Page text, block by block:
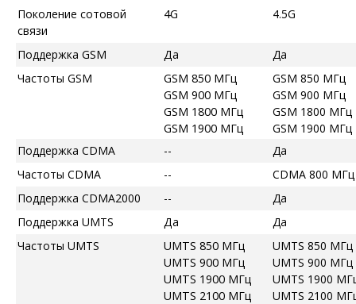
Поколение сотовой
связи
4G 4.5G
Поддержка GSM Да
Да
Частоты GSM
GSM 850 МГц
GSM 900 МГц
GSM 1800 МГц
GSM 1900 МГц
GSM 850 МГц
GSM 900 МГц
GSM 1800 МГц
GSM 1900 МГц
Поддержка CDMA
--
Да
Частоты CDMA
--
CDMA 800 МГц
Поддержка CDMA2000
--
Да
Поддержка UMTS
Да
Да
Частоты UMTS
UMTS 850 МГц
UMTS 900 МГц
UMTS 1900 МГц
UMTS 2100 МГц
UMTS 850 МГц
UMTS 900 МГц
UMTS 1900
UMTS 2100